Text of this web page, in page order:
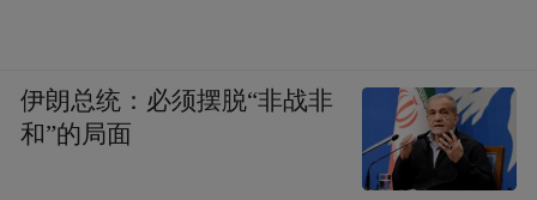
伊朗总统：必须摆脱“非战非
和”的局面